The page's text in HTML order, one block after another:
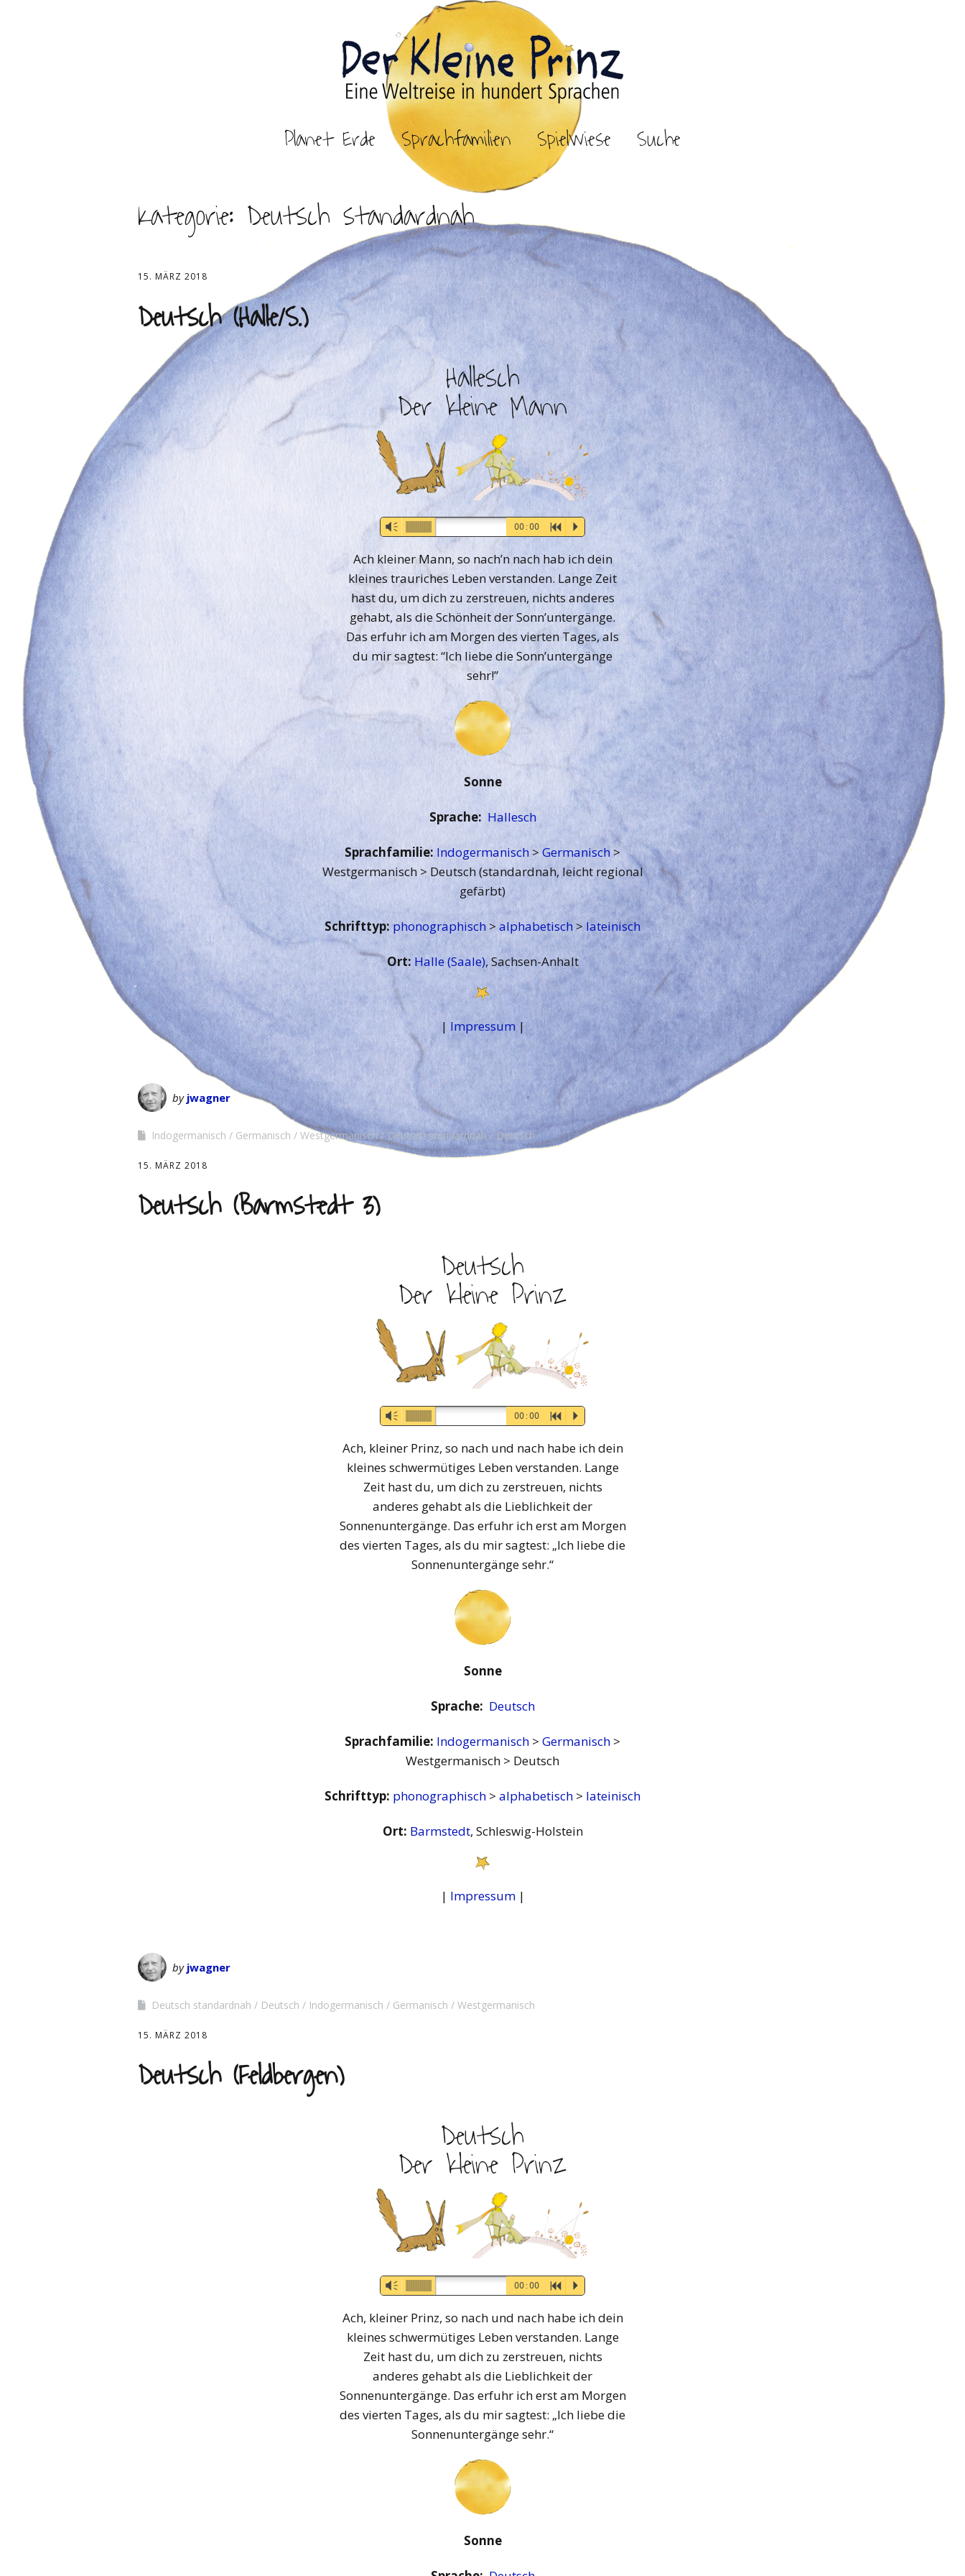
Planet Erde Sprachfamilien Spielwiese Suche
Kategorie: Deutsch standardnah
15. MÄRZ 2018
Deutsch (Halle/S.)
Hallesch
Der kleine Mann
Audio-
Player
Vm 00:00 R P
Ach kleiner Mann, so nach’n nach hab ich dein
kleines trauriches Leben verstanden. Lange Zeit
hast du, um dich zu zerstreuen, nichts anderes
gehabt, als die Schönheit der Sonn’untergänge.
Das erfuhr ich am Morgen des vierten Tages, als
du mir sagtest: “Ich liebe die Sonn’untergänge
sehr!”
Sonne
Sprache: Hallesch
Sprachfamilie: Indogermanisch >Germanisch >
Westgermanisch > Deutsch (standardnah, leicht regional
gefärbt)
Schrifttyp:phonographisch >alphabetisch>lateinisch
Ort: Halle (Saale), Sachsen-Anhalt
| Impressum|
by jwagner
Indogermanisch Germanisch Westgermanisch Deutsch standardnah Deutsch
15. MÄRZ 2018
Deutsch (Barmstedt 3)
Deutsch
Der kleine Prinz
Audio-
Vm 00:00 R P
Ach, kleiner Prinz, so nach und nach habe ich dein
kleines schwermütiges Leben verstanden. Lange
Zeit hast du, um dich zu zerstreuen, nichts
anderes gehabt als die Lieblichkeit der
Sonnenuntergänge. Das erfuhr ich erst am Morgen
des vierten Tages, als du mir sagtest: „Ich liebe die
Sonnenuntergänge sehr.“
Sonne
Sprache: Deutsch
Sprachfamilie: Indogermanisch > Germanisch >
Westgermanisch > Deutsch
Schrifttyp: phonographisch > alphabetisch > lateinisch
Ort: Barmstedt, Schleswig-Holstein
| Impressum|
by jwagner
Deutsch standardnah Deutsch Indogermanisch Germanisch Westgermanisch
15. MÄRZ 2018
Deutsch (Feldbergen)
Deutsch
Der kleine Prinz
Audio-
Vm 00:00 R P
Ach, kleiner Prinz, so nach und nach habe ich dein
kleines schwermütiges Leben verstanden. Lange
Zeit hast du, um dich zu zerstreuen, nichts
anderes gehabt als die Lieblichkeit der
Sonnenuntergänge. Das erfuhr ich erst am Morgen
des vierten Tages, als du mir sagtest: „Ich liebe die
Sonnenuntergänge sehr.“
Sonne